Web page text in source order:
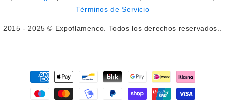
Términos de Servicio
2015 - 2025 © Expoflamenco. Todos los derechos reservados..
Payment
methods